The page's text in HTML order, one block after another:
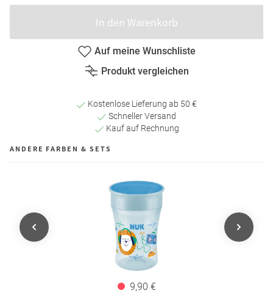
In den Warenkorb
Auf meine Wunschliste
Produkt vergleichen
Kostenlose Lieferung ab 50 €
Schneller Versand
Kauf auf Rechnung
ANDERE FARBEN & SETS
9,90 €